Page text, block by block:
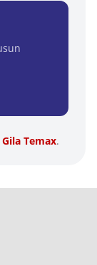
Gila Temax.